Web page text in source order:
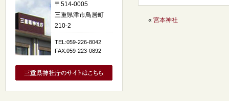
« 宮本神社
〒514-0005
三重県津市鳥居町
210-2
TEL:059-226-8042
FAX:059-223-0892